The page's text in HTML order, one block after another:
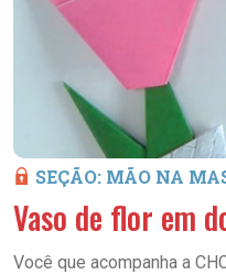
SEÇÃO: MÃO NA
Vaso de flor em
Você que acompanha a